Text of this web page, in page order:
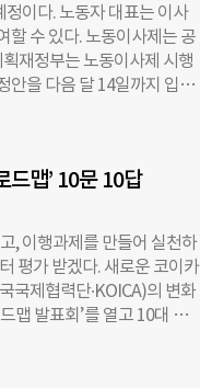
정이다. 노동자 대표는 이사
할 수 있다. 노동이사제는 공
재정부는 노동이사제 시행
안을 다음 달 14일까지 입법
로자 중 선발한 비상임이
한 노조가 있는 경우에는
반수 노조가 없는 기관에서
후보자를 2명 이내로 추천한
기는 2년이며 1년 단위로 연
공기관의 투명성을 도모하
정안을 마련했다”며 “입법
맵’ 10문 10답
, 이행과제를 만들어 실천하
평가 받겠다. 새로운 코이카
국제협력단∙KOICA)의 변화
맵 발표회’를 열고 10대 코